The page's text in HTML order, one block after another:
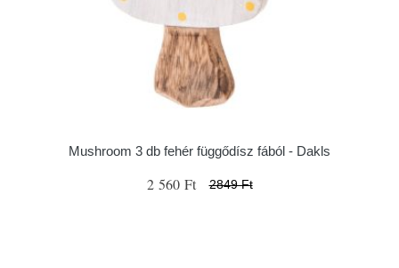
Mushroom 3 db fehér függődísz fából - Dakls
2 560 Ft 2849 Ft